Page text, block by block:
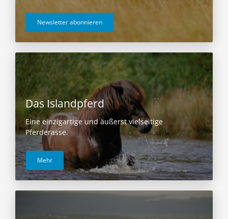
Newsletter abonnieren
Das Islandpferd
Eine einzigartige und äußerst vielseitige
Pferderasse.
Mehr